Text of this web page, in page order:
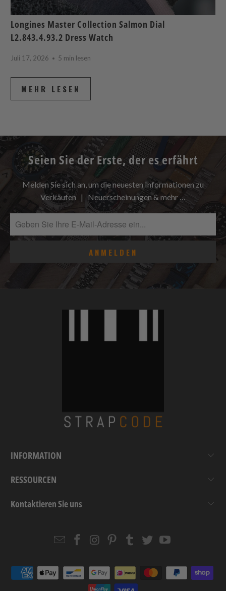
Longines Master Collection Salmon Dial
L2.843.4.93.2 Dress Watch
Juli 17, 2026 5 min lesen
MEHR LESEN
Seien Sie der Erste, der es erfährt
Melden Sie sich an, um die neuesten Informationen zu
Verkäufen | Neuerscheinungen & mehr …
INFORMATION
RESSOURCEN
Kontaktieren Sie uns
EmailStrapcode
Facebook
Strapcode
Instagram
Strapcode
Pinterest
Strapcode
Tumblr
Strapcode
TwitterYouTube